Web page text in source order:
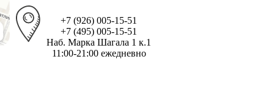
+7 (926) 005-15-51
+7 (495) 005-15-51
Наб. Марка Шагала 1 к.1
11:00-21:00 ежедневно